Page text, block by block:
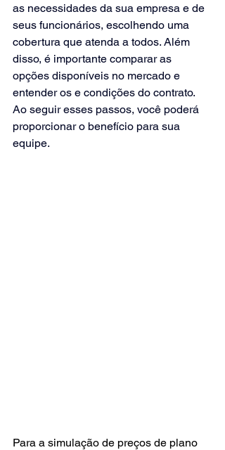
as necessidades da sua empresa e de
seus funcionários, escolhendo uma
cobertura que atenda a todos. Além
disso, é importante comparar as
opções disponíveis no mercado e
entender os e condições do contrato.
Ao seguir esses passos, você poderá
proporcionar o benefício para sua
equipe.
Para a simulação de preços de plano